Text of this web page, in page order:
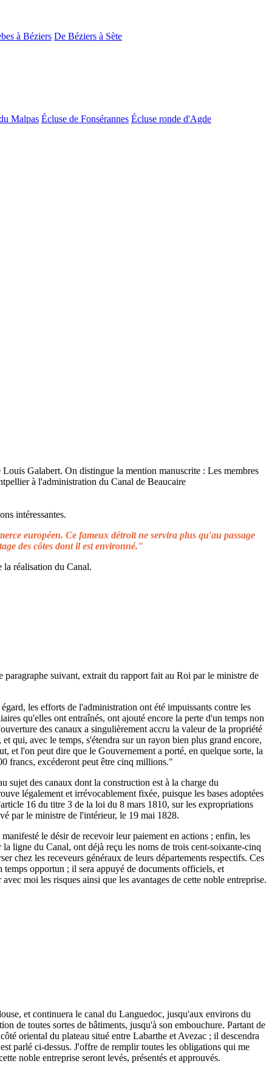
à Béziers De Béziers à Sète
Malpas Écluse de Fonsérannes Écluse ronde d'Agde
intéressantes.
européen. Ce fameux détroit ne servira plus qu'au passage
des côtes dont il est environné."
réalisation du Canal.
suivant, extrait du rapport fait au Roi par le ministre de
les efforts de l'administration ont été impuissants contre les
qu'elles ont entraînés, ont ajouté encore la perte d'un temps non
des canaux a singulièrement accru la valeur de la propriété
qui, avec le temps, s'étendra sur un rayon bien plus grand encore,
et l'on peut dire que le Gouvernement a porté, en quelque sorte, la
francs, excéderont peut être cinq millions."
sujet des canaux dont la construction est à la charge du
légalement et irrévocablement fixée, puisque les bases adoptées
16 du titre 3 de la loi du 8 mars 1810, sur les expropriations
par le ministre de l'intérieur, le 19 mai 1828.
le désir de recevoir leur paiement en actions ; enfin, les
ligne du Canal, ont déjà reçu les noms de trois cent-soixante-cinq
chez les receveurs généraux de leurs départements respectifs. Ces
temps opportun ; il sera appuyé de documents officiels, et
moi les risques ainsi que les avantages de cette noble entreprise.
et continuera le canal du Languedoc, jusqu'aux environs du
de toutes sortes de bâtiments, jusqu'à son embouchure. Partant de
oriental du plateau situé entre Labarthe et Avezac ; il descendra
parlé ci-dessus. J'offre de remplir toutes les obligations qui me
noble entreprise seront levés, présentés et approuvés.